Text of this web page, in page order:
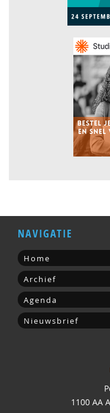
NAVIGATIE
Home
Archief
Agenda
Nieuwsbrief
1100 AA